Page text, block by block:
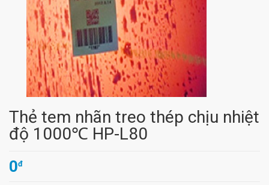
Thẻ tem nhãn treo thép chịu nhiệt
độ 1000℃ HP-L80
0đ